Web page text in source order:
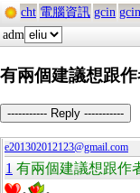
cht 電腦資訊 gcin
adm
有兩個建議想跟
----------- Reply -----------
e201302012123@gmail.com
1 有兩個建議想跟作